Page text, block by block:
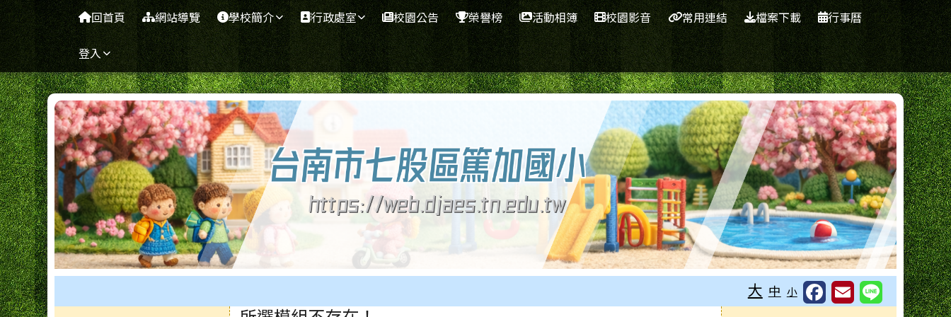
跳至主內容區
台南市七股區篤加國小
導覽列 回首頁 網站導覽 學校簡介 行政處室 校園公告 榮譽榜 活動相簿 校園影音 常用連結 檔案下載 行事曆
登入
大 中 小